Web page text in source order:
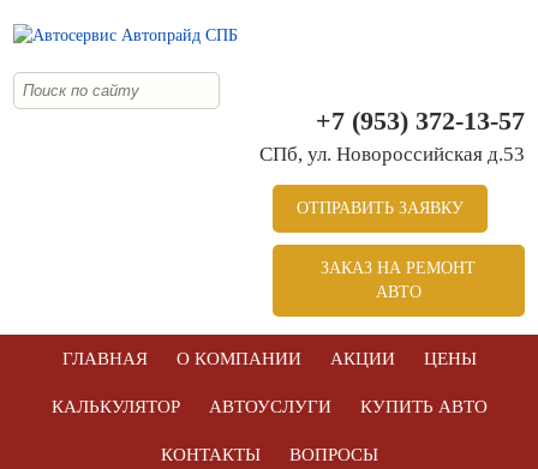
+7 (953) 372-13-57
СПб, ул. Новоросcийская д.53
ОТПРАВИТЬ ЗАЯВКУ
ЗАКАЗ НА РЕМОНТ
АВТО
ГЛАВНАЯ О КОМПАНИИ АКЦИИ ЦЕНЫ
КАЛЬКУЛЯТОР АВТОУСЛУГИ КУПИТЬ АВТО
КОНТАКТЫ ВОПРОСЫ